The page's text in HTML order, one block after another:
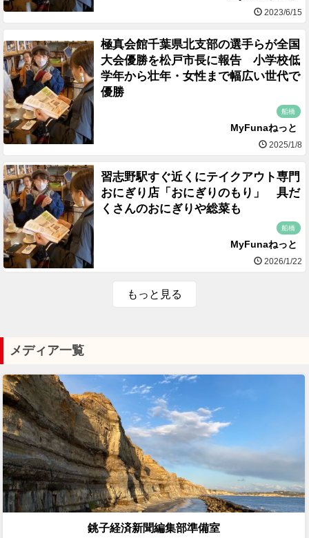
2023/6/15
極真会館千葉県北支部の選手らが全国
大会優勝を松戸市長に報告 小学校低
学年から壮年・女性まで幅広い世代で
優勝
船橋
MyFunaねっと
2025/1/8
習志野駅すぐ近くにテイクアウト専門
おにぎり店「おにぎりのもり」 具だ
くさんのおにぎりや総菜も
船橋
MyFunaねっと
2026/1/22
もっと見る
メディア一覧
銚子経済新聞編集部準備室